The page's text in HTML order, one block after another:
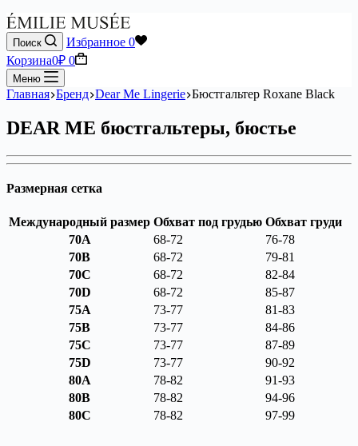
Поиск Избранное 0
Корзина0₽ 0
Меню
Главная Бренд Dear Me Lingerie Бюстгальтер Roxane Black
DEAR ME бюстгальтеры, бюстье
Размерная сетка
Международный размер Обхват под грудью Обхват груди
70A
68-72
76-78
70B
68-72
79-81
70C
68-72
82-84
70D
68-72
85-87
75A
73-77
81-83
75B
73-77
84-86
75C
73-77
87-89
75D
73-77
90-92
80A
78-82
91-93
80B
78-82
94-96
80C
78-82 97-99